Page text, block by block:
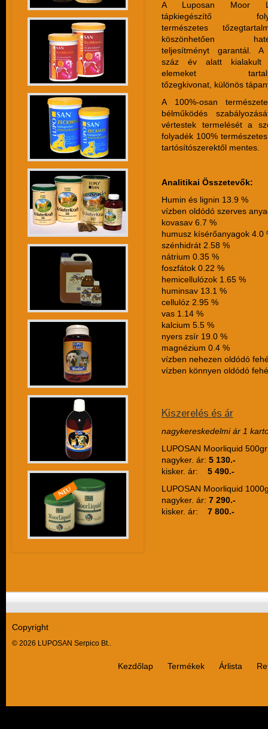
A Luposan Moor
tápkiegészítő
természetes
köszönhetően
teljesítményt garantál.
száz év alatt kialakult
elemeket
tőzegkivonat, különös
A 100%-osan
bélműködés
vértestek termelését a
folyadék 100%
tartósítószerektől mentes.
Analitikai Összetevők:
Humin és lignin 13.9 %
vízben oldódó szerves
kovasav 6.7 %
humusz kísérőanyagok 4.0
szénhidrát 2.58 %
nátrium 0.35 %
foszfátok 0.22 %
hemicellulózok 1.65 %
huminsav 13.1 %
cellulóz 2.95 %
vas 1.14 %
kalcium 5.5 %
nyers zsír 19.0 %
magnézium 0.4 %
vízben nehezen oldódó
vízben könnyen oldódó
Kiszerelés és ár
nagykereskedelmi ár 1
LUPOSAN Moorliquid 500gr
nagyker. ár: 5 130.-
kisker. ár: 5 490.-
LUPOSAN Moorliquid
nagyker. ár: 7 290.-
kisker. ár: 7 800.-
Copyright
© 2026 LUPOSAN Serpico Bt..
Kezdőlap Termékek Árlista